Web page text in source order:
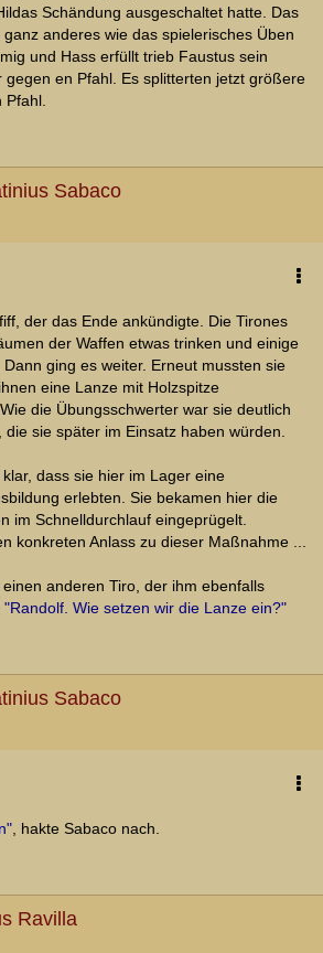
Schändung ausgeschaltet hatte. Das
anderes wie das spielerisches Üben
und Hass erfüllt trieb Faustus sein
gegen en Pfahl. Es splitterten jetzt größere
Sabaco
der das Ende ankündigte. Die Tirones
der Waffen etwas trinken und einige
ging es weiter. Erneut mussten sie
eine Lanze mit Holzspitze
die Übungsschwerter war sie deutlich
sie später im Einsatz haben würden.
dass sie hier im Lager eine
erlebten. Sie bekamen hier die
im Schnelldurchlauf eingeprügelt.
konkreten Anlass zu dieser Maßnahme ...
anderen Tiro, der ihm ebenfalls
"Randolf. Wie setzen wir die Lanze ein?"
Sabaco
, hakte Sabaco nach.
Ravilla